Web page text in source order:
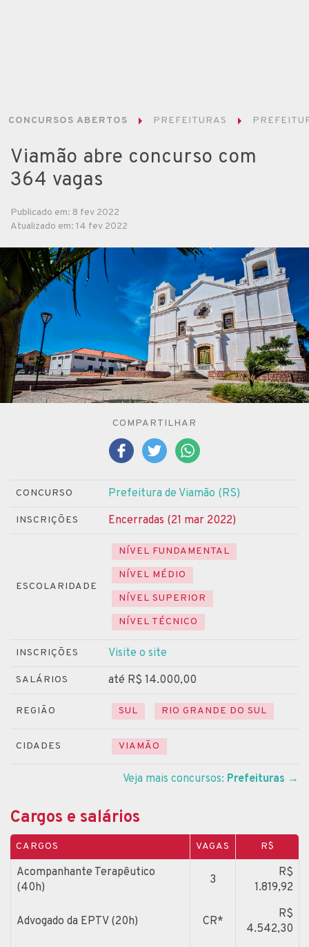
CONCURSOS ABERTOS PREFEITURAS
Viamão abre concurso com
364 vagas
Publicado em: 8 fev 2022
Atualizado em: 14 fev 2022
COMPARTILHAR
CONCURSO Prefeitura de Viamão (RS)
INSCRIÇÕES Encerradas (21 mar 2022)
ESCOLARIDADE
NÍVEL FUNDAMENTAL
NÍVEL MÉDIO
NÍVEL SUPERIOR
NÍVEL TÉCNICO
INSCRIÇÕES Visite o site
SALÁRIOS até R$ 14.000,00
REGIÃO SUL RIO GRANDE DO SUL
CIDADES VIAMÃO
Veja mais concursos: Prefeituras →
Cargos e salários
CARGOS VAGAS R$
Acompanhante Terapêutico
(40h)
3
R$
1.819,92
Advogado da EPTV (20h) CR*
R$
4.542,30